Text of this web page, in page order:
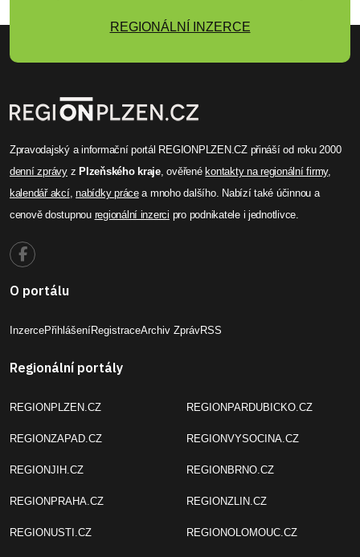
REGIONÁLNÍ INZERCE
Zpravodajský a informační portál REGIONPLZEN.CZ přináší od roku 2000
denní zprávyz Plzeňského kraje, ověřené kontakty na regionální firmy,
kalendář akcí,nabídky prácea mnoho dalšího. Nabízí také účinnou a
cenově dostupnou regionální inzerci pro podnikatele i jednotlivce.
O portálu
InzercePřihlášeníRegistraceArchiv ZprávRSS
Regionální portály
REGIONPLZEN.CZ
REGIONZAPAD.CZ
REGIONJIH.CZ
REGIONPRAHA.CZ
REGIONUSTI.CZ
REGIONPARDUBICKO.CZ
REGIONVYSOCINA.CZ
REGIONBRNO.CZ
REGIONZLIN.CZ
REGIONOLOMOUC.CZ